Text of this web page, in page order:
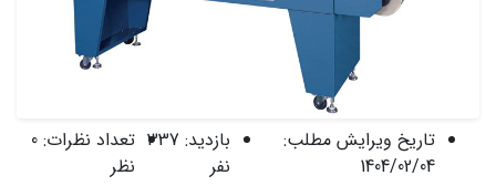
تاریخ ویرایش مطلب:
1404/02/04
بازدید: 337
نفر
تعداد نظرات: 0
نظر